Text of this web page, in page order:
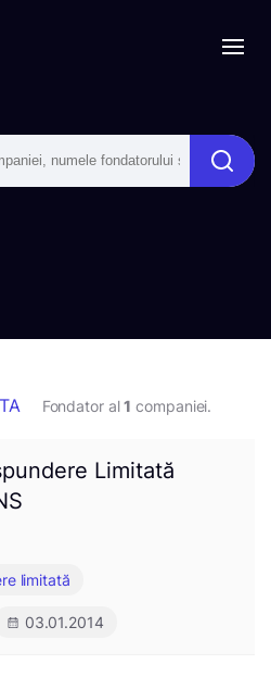
Fondator al1 companiei.
Limitată
limitată
03.01.2014